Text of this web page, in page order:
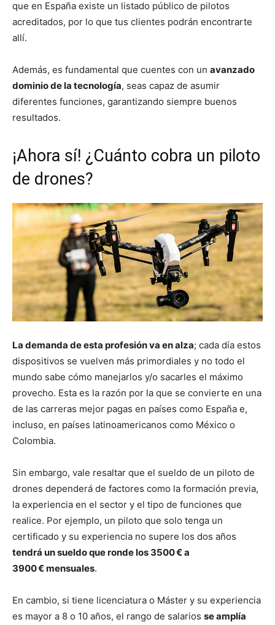
que en España existe un listado público de pilotos
acreditados, por lo que tus clientes podrán encontrarte
allí.
Además, es fundamental que cuentes con un avanzado
dominio de la tecnología, seas capaz de asumir
diferentes funciones, garantizando siempre buenos
resultados.
¡Ahora sí! ¿Cuánto cobra un piloto
de drones?
La demanda de esta profesión va en alza; cada día estos
dispositivos se vuelven más primordiales y no todo el
mundo sabe cómo manejarlos y/o sacarles el máximo
provecho. Esta es la razón por la que se convierte en una
de las carreras mejor pagas en países como España e,
incluso, en países latinoamericanos como México o
Colombia.
Sin embargo, vale resaltar que el sueldo de un piloto de
drones dependerá de factores como la formación previa,
la experiencia en el sector y el tipo de funciones que
realice. Por ejemplo, un piloto que solo tenga un
certificado y su experiencia no supere los dos años
tendrá un sueldo que ronde los 3500 €a
3900 €mensuales.
En cambio, si tiene licenciatura o Máster y su experiencia
es mayor a 8 o 10 años, el rango de salarios se amplía